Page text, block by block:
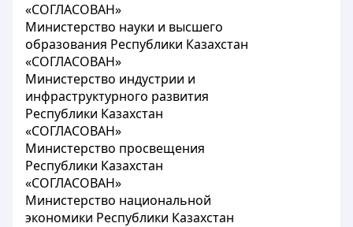
«СОГЛАСОВАН»
Министерство науки и высшего
образования Республики Казахстан
«СОГЛАСОВАН»
Министерство индустрии и
инфраструктурного развития
Республики Казахстан
«СОГЛАСОВАН»
Министерство просвещения
Республики Казахстан
«СОГЛАСОВАН»
Министерство национальной
экономики Республики Казахстан